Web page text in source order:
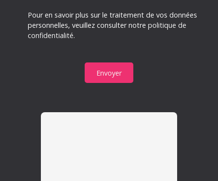
Pour en savoir plus sur le traitement de vos données
personnelles, veuillez consulter notre politique de
confidentialité.
Envoyer